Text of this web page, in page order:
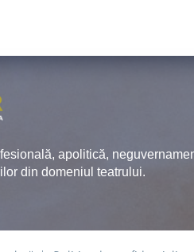
apolitică,
din domeniul teatrului.